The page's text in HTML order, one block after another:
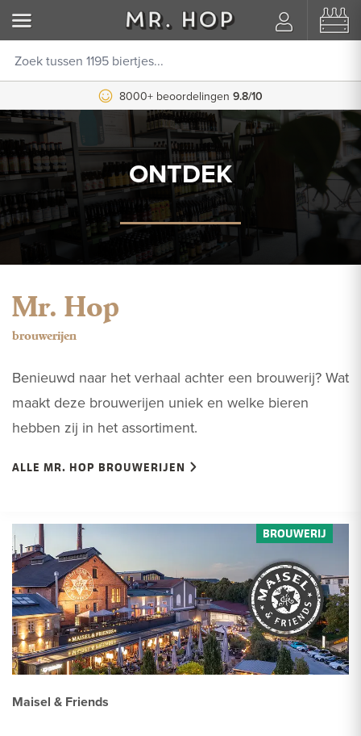
8000+ beoordelingen 9.8/10
ONTDEK
Mr. Hop
brouwerijen
Benieuwd naar het verhaal achter een brouwerij? Wat
maakt deze brouwerijen uniek en welke bieren
hebben zij in het assortiment.
ALLE MR. HOP BROUWERIJEN
Maisel & Friends